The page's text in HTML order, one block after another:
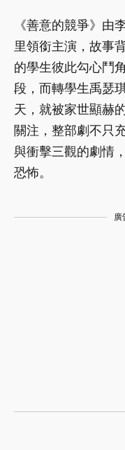
《善意的競爭》由
里領銜主演，故事
的學生彼此勾心鬥
段，而轉學生禹瑟
天，就被家世顯赫
關注，整部劇不只
與衝擊三觀的劇情
恐怖。
廣